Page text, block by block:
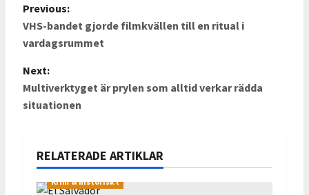
P
o
s
t
Previous:
VHS-bandet gjorde filmkvällen till en ritual i
vardagsrummet
Next:
Multiverktyget är prylen som alltid verkar rädda
situationen
RELATERADE ARTIKLAR
Krim & historiskt